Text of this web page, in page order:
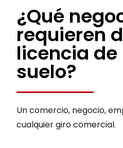
¿Qué
requieren
licencia de
suelo?
Un comercio, negocio,
cualquier giro comercial.